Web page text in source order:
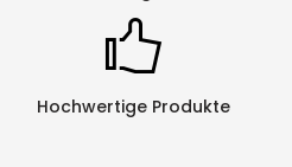
Hochwertige Produkte